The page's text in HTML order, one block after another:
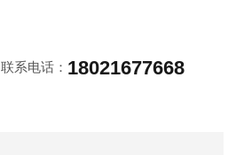
联系电话： 18021677668